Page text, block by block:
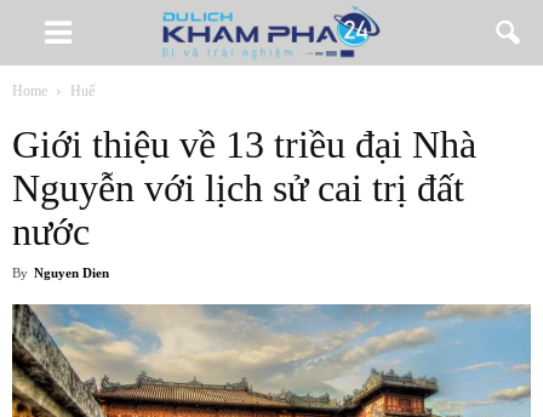
Home Huế
Giới thiệu về 13 triều đại Nhà
Nguyễn với lịch sử cai trị đất
nước
By Nguyen Dien